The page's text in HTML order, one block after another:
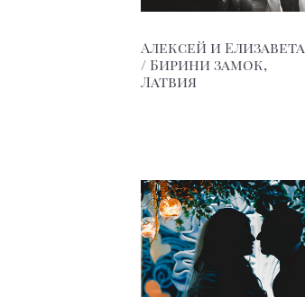
Алексей и Елизавета
/ Бирини замок,
Латвия